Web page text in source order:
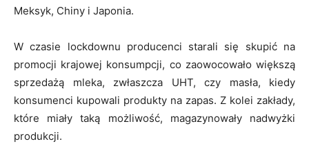
Meksyk, Chiny i Japonia.
W czasie lockdownu producenci starali się skupić na
promocji krajowej konsumpcji, co zaowocowało większą
sprzedażą mleka, zwłaszcza UHT, czy masła, kiedy
konsumenci kupowali produkty na zapas. Z kolei zakłady,
które miały taką możliwość, magazynowały nadwyżki
produkcji.